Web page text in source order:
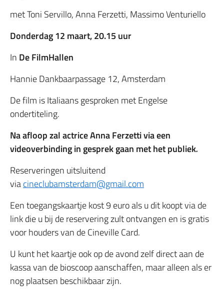
metToni Servillo, Anna Ferzetti, Massimo Venturiello
Donderdag12 maart, 20.15 uur
In De FilmHallen
Hannie Dankbaarpassage 12, Amsterdam
De film is Italiaans gesproken met Engelse
ondertiteling.
Na afloop zal actrice Anna Ferzetti via een
videoverbinding in gesprek gaan met het publiek.
Reserveringen uitsluitend
viacineclubamsterdam@gmail.com
Een toegangskaartje kost 9 euro als u dit koopt via de
link die u bij de reservering zult ontvangen en is gratis
voor houders van de Cineville Card.
U kunt het kaartje ook op de avond zelf direct aan de
kassa van de bioscoop aanschaffen, maar alleen als er
nog plaatsen beschikbaar zijn.